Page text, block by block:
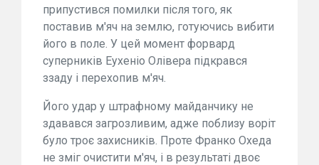
припустився помилки після того, як
поставив м'яч на землю, готуючись вибити
його в поле. У цей момент форвард
суперників Еухеніо Олівера підкрався
ззаду і перехопив м'яч.
Його удар у штрафному майданчику не
здавався загрозливим, адже поблизу воріт
було троє захисників. Проте Франко Охеда
не зміг очистити м'яч, і в результаті двоє